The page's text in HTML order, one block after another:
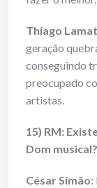
Thiago
geração
conseguindo
preocupado
artistas.
15) RM:
Dom musical?
César Simão: